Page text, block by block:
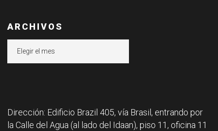
ARCHIVOS
Dirección: Edificio Brazil 405, vía Brasil, entrando por
la Calle del Agua (al lado del Idaan), piso 11, oficina 11